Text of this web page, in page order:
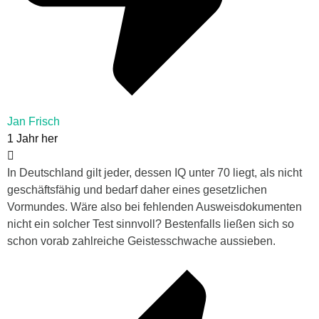
Jan Frisch
1 Jahr her
In Deutschland gilt jeder, dessen IQ unter 70 liegt, als nicht
geschäftsfähig und bedarf daher eines gesetzlichen
Vormundes. Wäre also bei fehlenden Ausweisdokumenten
nicht ein solcher Test sinnvoll? Bestenfalls ließen sich so
schon vorab zahlreiche Geistesschwache aussieben.